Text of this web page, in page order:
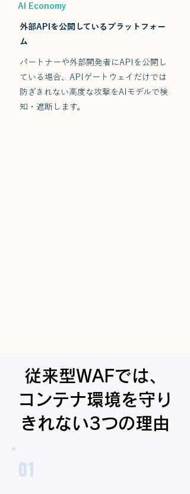
AI Economy
外部APIを公開しているプラットフォー
ム
パートナーや外部開発者にAPIを公開し
ている場合、APIゲートウェイだけでは
防ぎきれない高度な攻撃をAIモデルで検
知・遮断します。
従来型WAFでは、
コンテナ環境を守り
きれない3つの理由
01